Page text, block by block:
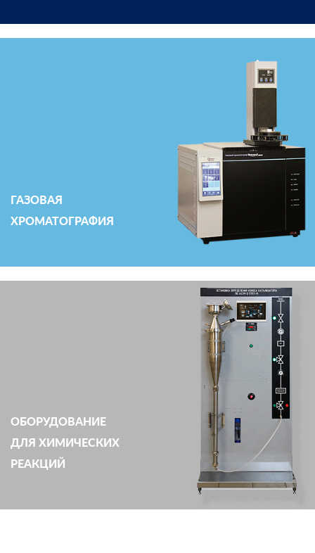
ГАЗОВАЯ
ХРОМАТОГРАФИЯ
ОБОРУДОВАНИЕ
ДЛЯ ХИМИЧЕСКИХ
РЕАКЦИЙ